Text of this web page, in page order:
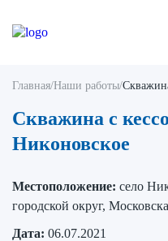
Главная/Наши работы/
Скважина с
Никоновское
Местоположение: село
городской округ,
Дата: 06.07.2021